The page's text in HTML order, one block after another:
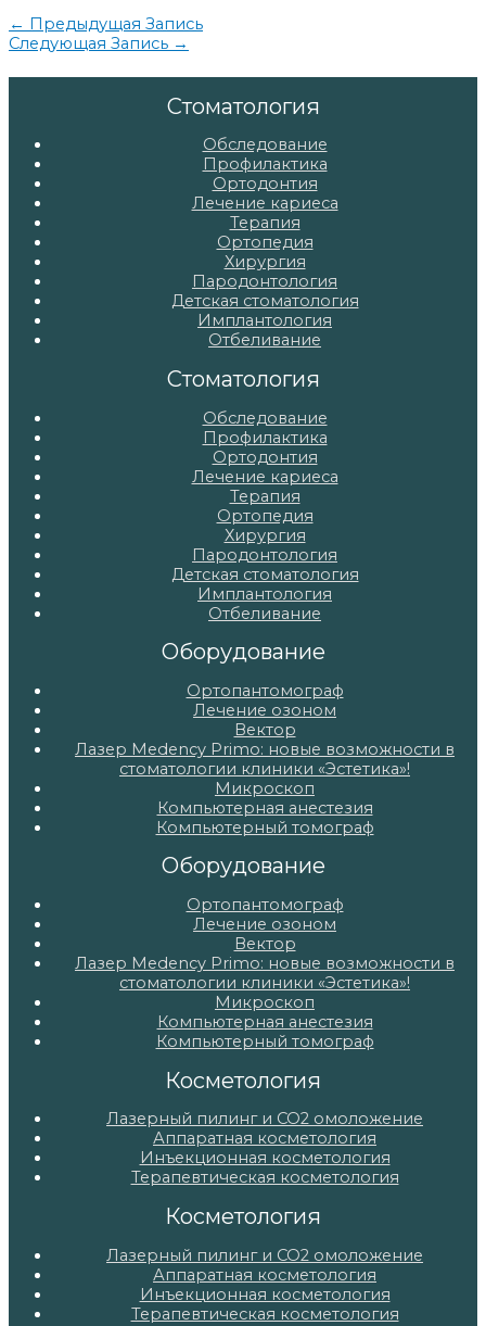
Навигация
по
← Предыдущая Запись
Следующая Запись →
Стоматология
Обследование
Профилактика
Ортодонтия
Лечение кариеса
Терапия
Ортопедия
Хирургия
Пародонтология
Детская стоматология
Имплантология
Отбеливание
Стоматология
Обследование
Профилактика
Ортодонтия
Лечение кариеса
Терапия
Ортопедия
Хирургия
Пародонтология
Детская стоматология
Имплантология
Отбеливание
Оборудование
Ортопантомограф
Лечение озоном
Вектор
Лазер Medency Primo: новые возможности в
стоматологии клиники «Эстетика»!
Микроскоп
Компьютерная анестезия
Компьютерный томограф
Оборудование
Ортопантомограф
Лечение озоном
Вектор
Лазер Medency Primo: новые возможности в
стоматологии клиники «Эстетика»!
Микроскоп
Компьютерная анестезия
Компьютерный томограф
Косметология
Лазерный пилинг и СО2 омоложение
Аппаратная косметология
Инъекционная косметология
Терапевтическая косметология
Косметология
Лазерный пилинг и СО2 омоложение
Аппаратная косметология
Инъекционная косметология
Терапевтическая косметология